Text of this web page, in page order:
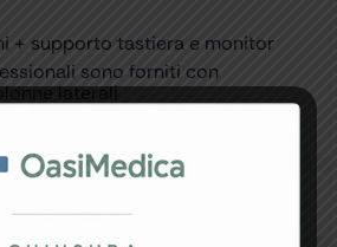
+ supporto tastiera e monitor
sono forniti con
laterali